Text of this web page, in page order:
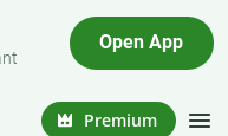
Open App
Premium